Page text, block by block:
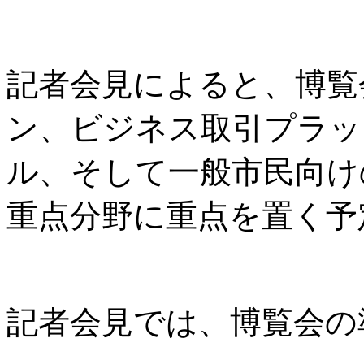
記者会見によると、博
ン、ビジネス取引プラ
ル、そして一般市民向
重点分野に重点を置く
記者会見では、博覧会